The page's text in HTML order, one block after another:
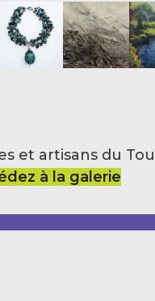
et artisans du
à la galerie